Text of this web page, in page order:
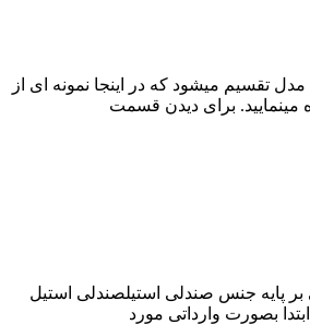
تقسیم میشود که در اینجا نمونه ای از
مینمایید. برای دیدن قسمت
بر پایه جنس صندلی استیلصندلی استیل
بصورت وارداتی مورد